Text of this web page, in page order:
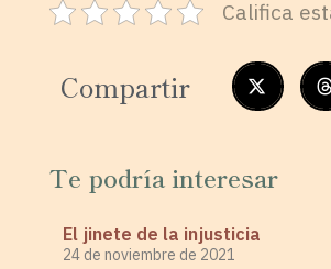
Califica
Compartir
Te podría interesar
El jinete de la injusticia
24 de noviembre de 2021